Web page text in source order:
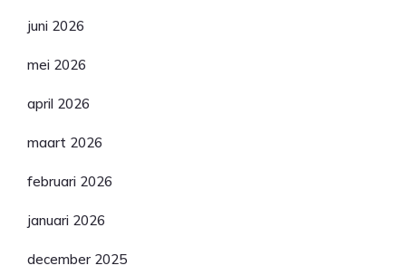
juni 2026
mei 2026
april 2026
maart 2026
februari 2026
januari 2026
december 2025